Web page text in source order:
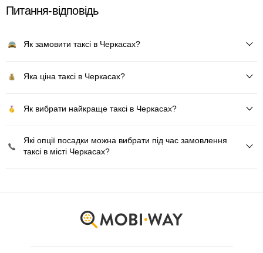
Питання-відповідь
Як замовити таксі в Черкасах?
Яка ціна таксі в Черкасах?
Як вибрати найкраще таксі в Черкасах?
Які опції посадки можна вибрати під час замовлення
таксі в місті Черкасах?